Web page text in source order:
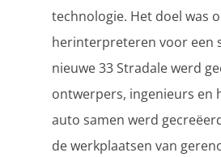
technologie. Het doel was
herinterpreteren voor een
nieuwe 33 Stradale werd
ontwerpers, ingenieurs en
auto samen werd
de werkplaatsen van